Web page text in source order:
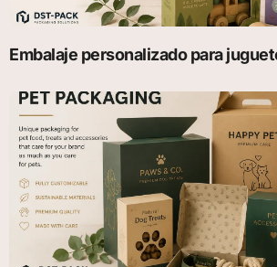
Embalaje personalizado para